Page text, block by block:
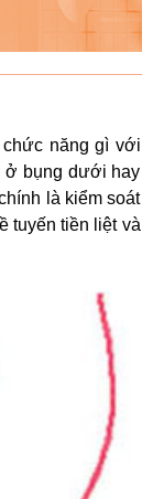
chức năng gì với
ở bụng dưới hay
là kiểm soát
tuyến tiền liệt và